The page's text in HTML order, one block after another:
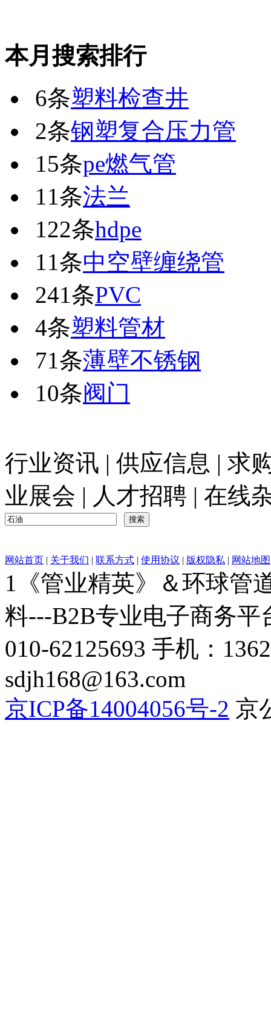
本月搜索排行
6条塑料检查井
2条钢塑复合压力管
15条pe燃气管
11条法兰
122条hdpe
11条中空壁缠绕管
241条PVC
4条塑料管材
71条薄壁不锈钢
10条阀门
行业资讯 | 供应信息 | 求
业展会 | 人才招聘 | 在线
网站首页 | 关于我们 | 联系方式 | 使用协议 | 版权隐私 | 网站地图
1《管业精英》＆环球管
料---B2B专业电子商务平
010-62125693 手机：
sdjh168@163.com
京ICP备14004056号-2 京